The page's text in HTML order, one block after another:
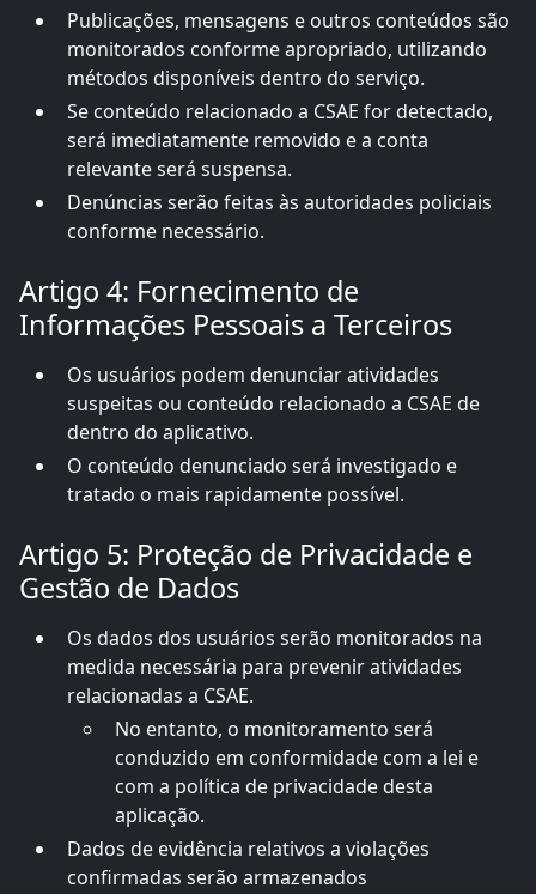
Publicações, mensagens e outros conteúdos são
monitorados conforme apropriado, utilizando
métodos disponíveis dentro do serviço.
Se conteúdo relacionado a CSAE for detectado,
será imediatamente removido e a conta
relevante será suspensa.
Denúncias serão feitas às autoridades policiais
conforme necessário.
Artigo 4: Fornecimento de
Informações Pessoais a Terceiros
Os usuários podem denunciar atividades
suspeitas ou conteúdo relacionado a CSAE de
dentro do aplicativo.
O conteúdo denunciado será investigado e
tratado o mais rapidamente possível.
Artigo 5: Proteção de Privacidade e
Gestão de Dados
Os dados dos usuários serão monitorados na
medida necessária para prevenir atividades
relacionadas a CSAE.
No entanto, o monitoramento será
conduzido em conformidade com a lei e
com a política de privacidade desta
aplicação.
Dados de evidência relativos a violações
confirmadas serão armazenados